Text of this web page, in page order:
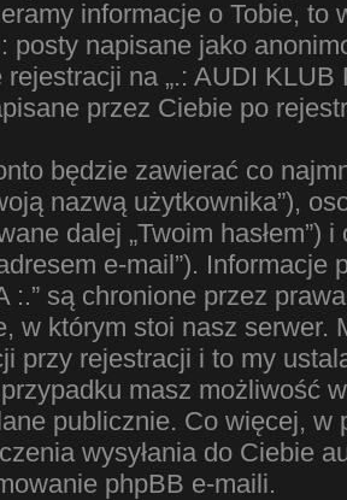
informacje o Tobie, to
posty napisane jako
rejestracji na „.: AUDI KLUB
przez Ciebie po
będzie zawierać co
nazwą użytkownika”),
dalej „Twoim
e-mail”).
:.” są chronione przez
w którym stoi nasz serwer.
przy rejestracji i to my
masz możliwość
publicznie. Co więcej, w
wysyłania do Ciebie
phpBB e-maili.